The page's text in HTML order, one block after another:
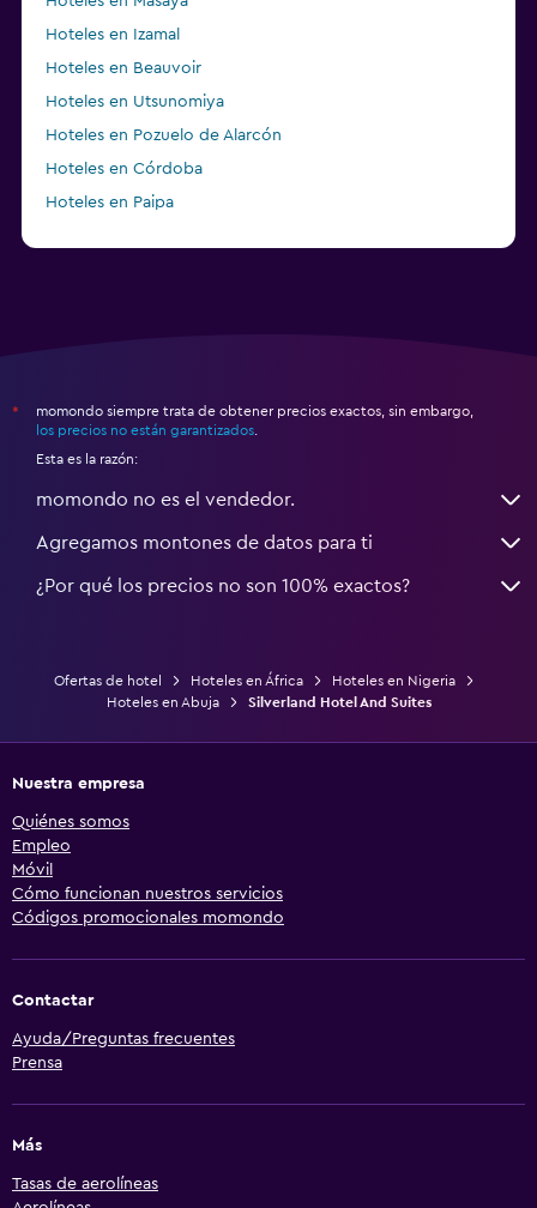
Hoteles en Izamal
Hoteles en Beauvoir
Hoteles en Utsunomiya
Hoteles en Pozuelo de Alarcón
Hoteles en Córdoba
Hoteles en Paipa
*
momondo siempre trata de obtener precios exactos, sin embargo,
los precios no están garantizados
Esta es la razón:
momondo no es el vendedor.
Agregamos montones de datos para ti
¿Por qué los precios no son 100% exactos?
Ofertas de hotel Hoteles en África
Hoteles en Nigeria
Hoteles en Abuja
Silverland Hotel And Suites
Nuestra empresa
Quiénes somos
Empleo
Móvil
Cómo funcionan nuestros servicios
Códigos promocionales momondo
Contactar
Ayuda/Preguntas frecuentes
Prensa
Más
Tasas de aerolíneas